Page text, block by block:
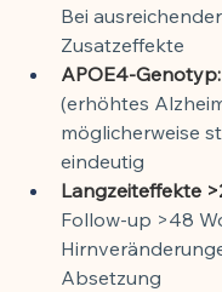
Bei
Zusatzeffekte
APOE4-Genotyp:
(erhöhtes
möglicherweise
eindeutig
Langzeiteffekte
Follow-up >48
Absetzung